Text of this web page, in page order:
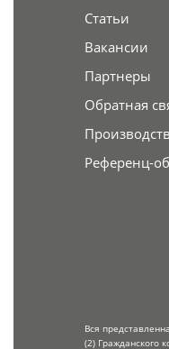
Статьи
Вакансии
Партнеры
Обратная
Референц-
Вся
(2) Гражданского